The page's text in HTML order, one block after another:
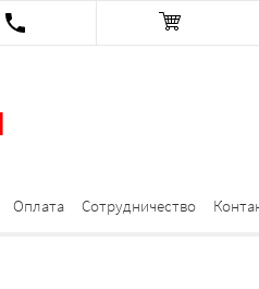
Оплата Сотрудничество